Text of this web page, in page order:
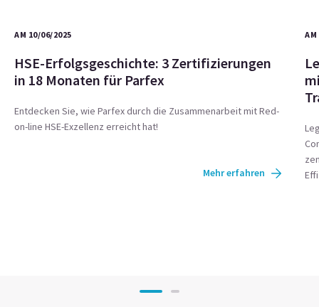
AM 10/06/2025
HSE-Erfolgsgeschichte: 3 Zertifizierungen
in 18 Monaten für Parfex
Entdecken Sie, wie Parfex durch die Zusammenarbeit mit Red-
on-line HSE-Exzellenz erreicht hat!
Mehr erfahren